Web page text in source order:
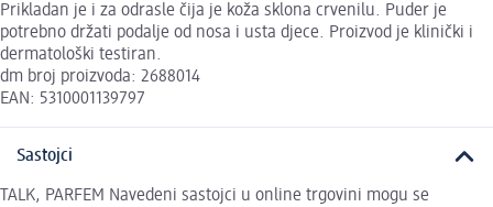
Prikladan je i za odrasle čija je koža sklona crvenilu. Puder je
potrebno držati podalje od nosa i usta djece. Proizvod je klinički i
dermatološki testiran.
dm broj proizvoda: 2688014
EAN: 5310001139797
Sastojci
TALK, PARFEM Navedeni sastojci u online trgovini mogu se